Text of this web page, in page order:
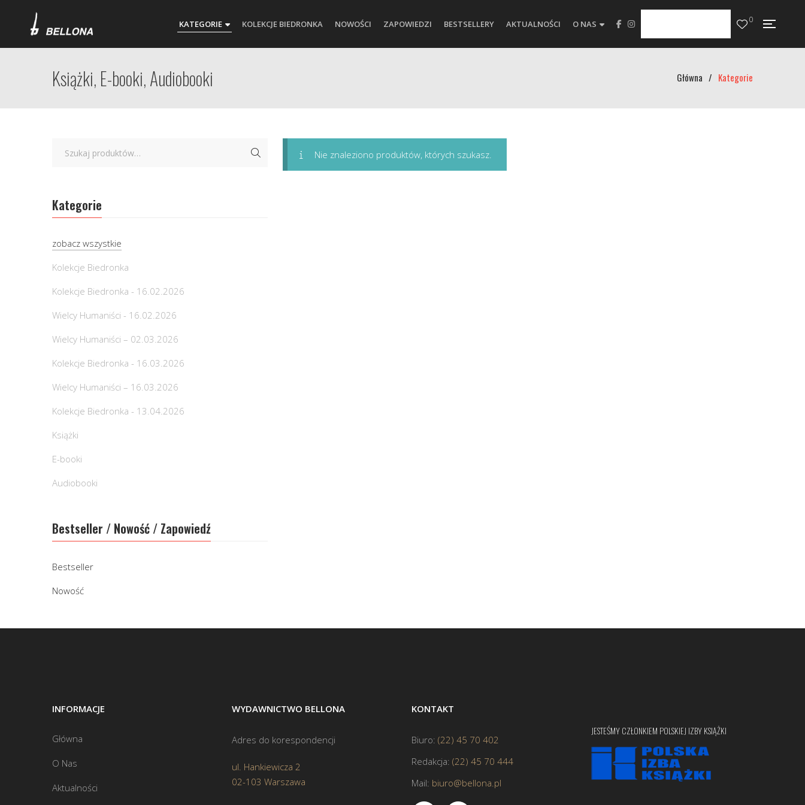
KATEGORIE KOLEKCJE BIEDRONKA NOWOŚCI ZAPOWIEDZI BESTSELLERY AKTUALNOŚCI O NAS 0
Książki, E-booki, Audiobooki Główna / Kategorie
Nie znaleziono produktów, których szukasz.
Kategorie
zobacz wszystkie
Kolekcje Biedronka
Kolekcje Biedronka - 16.02.2026
Wielcy Humaniści - 16.02.2026
Wielcy Humaniści – 02.03.2026
Kolekcje Biedronka - 16.03.2026
Wielcy Humaniści – 16.03.2026
Kolekcje Biedronka - 13.04.2026
Książki
E-booki
Audiobooki
Bestseller / Nowość / Zapowiedź
Bestseller
Nowość
INFORMACJE
Główna
O Nas
Aktualności
WYDAWNICTWO BELLONA
Adres do korespondencji
ul. Hankiewicza 2
02-103 Warszawa
KONTAKT
Biuro: (22) 45 70 402
Redakcja: (22) 45 70 444
Mail: biuro@bellona.pl
JESTEŚMY CZŁONKIEM POLSKIEJ IZBY KSIĄŻKI